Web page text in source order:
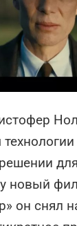
новый
он снял